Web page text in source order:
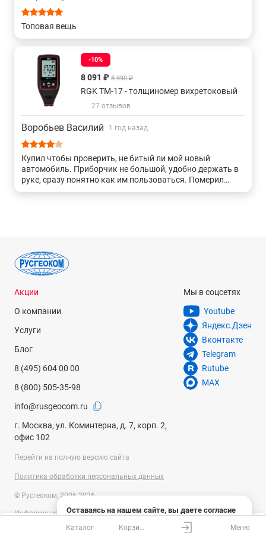
Топовая вещь
-10%
8 091 ₽ 8 990 ₽
RGK TM-17 - толщиномер вихретоковый
27 отзывов
Воробьев Василий 1 год назад
Купил чтобы проверить, не битый ли мой новый
автомобиль. Приборчик не большой, удобно держать в
руке, сразу понятно как им пользоваться. Померил
несколько мест на машине, показывает толщину
Оставаясь на нашем сайте, вы даете согласие
на использование файлов cookies и сбор данных
Акции
О компании
Услуги
Блог
8 (495) 604 00 00
8 (800) 505-35-98
info@rusgeocom.ru
г. Москва, ул. Коминтерна, д. 7, корп. 2,
офис 102
Мы в соцсетях
Youtube
Яндекс.Дзен
Вконтакте
Telegram
Rutube
MAX
Перейти на полную версию сайта
Политика обработки персональных данных
© Русгеоком, 2006-2026
Информация на сайте носит справочный характер и не является
публичной офертой, определяемой положениями Статьи 437
Каталог Корзина Меню